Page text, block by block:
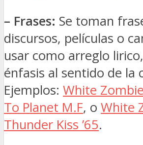
– Frases: Se toman
discursos, películas o
usar como arreglo
énfasis al sentido de la
Ejemplos: White
To Planet M.F, o White
Thunder Kiss ’65.